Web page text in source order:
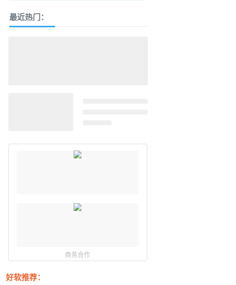
最近热门：
商务合作
好软推荐：